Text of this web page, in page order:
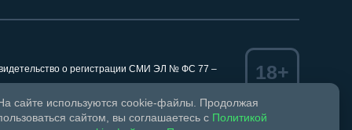
о регистрации СМИ ЭЛ № ФС 77 –
18+
сайте используются cookie-файлы. Продолжая
сайтом, вы соглашаетесь с Политикой